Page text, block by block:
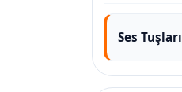
Ses Tuşları